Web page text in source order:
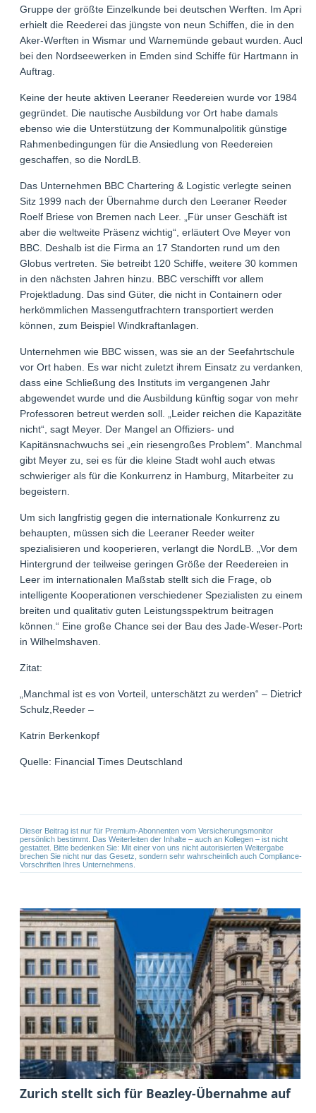
Gruppe der größte Einzelkunde bei deutschen Werften. Im April
erhielt die Reederei das jüngste von neun Schiffen, die in den
Aker-Werften in Wismar und Warnemünde gebaut wurden. Auch
bei den Nordseewerken in Emden sind Schiffe für Hartmann in
Auftrag.
Keine der heute aktiven Leeraner Reedereien wurde vor 1984
gegründet. Die nautische Ausbildung vor Ort habe damals
ebenso wie die Unterstützung der Kommunalpolitik günstige
Rahmenbedingungen für die Ansiedlung von Reedereien
geschaffen, so die NordLB.
Das Unternehmen BBC Chartering & Logistic verlegte seinen
Sitz 1999 nach der Übernahme durch den Leeraner Reeder
Roelf Briese von Bremen nach Leer. „Für unser Geschäft ist
aber die weltweite Präsenz wichtig“, erläutert Ove Meyer von
BBC. Deshalb ist die Firma an 17 Standorten rund um den
Globus vertreten. Sie betreibt 120 Schiffe, weitere 30 kommen
in den nächsten Jahren hinzu. BBC verschifft vor allem
Projektladung. Das sind Güter, die nicht in Containern oder
herkömmlichen Massengutfrachtern transportiert werden
können, zum Beispiel Windkraftanlagen.
Unternehmen wie BBC wissen, was sie an der Seefahrtschule
vor Ort haben. Es war nicht zuletzt ihrem Einsatz zu verdanken,
dass eine Schließung des Instituts im vergangenen Jahr
abgewendet wurde und die Ausbildung künftig sogar von mehr
Professoren betreut werden soll. „Leider reichen die Kapazitäten
nicht“, sagt Meyer. Der Mangel an Offiziers- und
Kapitänsnachwuchs sei „ein riesengroßes Problem“. Manchmal,
gibt Meyer zu, sei es für die kleine Stadt wohl auch etwas
schwieriger als für die Konkurrenz in Hamburg, Mitarbeiter zu
begeistern.
Um sich langfristig gegen die internationale Konkurrenz zu
behaupten, müssen sich die Leeraner Reeder weiter
spezialisieren und kooperieren, verlangt die NordLB. „Vor dem
Hintergrund der teilweise geringen Größe der Reedereien in
Leer im internationalen Maßstab stellt sich die Frage, ob
intelligente Kooperationen verschiedener Spezialisten zu einem
breiten und qualitativ guten Leistungsspektrum beitragen
können.“ Eine große Chance sei der Bau des Jade-Weser-Ports
in Wilhelmshaven.
Zitat:
„Manchmal ist es von Vorteil, unterschätzt zu werden“ – Dietrich
Schulz,Reeder –
Katrin Berkenkopf
Quelle: Financial Times Deutschland
Dieser Beitrag ist nur für Premium-Abonnenten vom Versicherungsmonitor
persönlich bestimmt. Das Weiterleiten der Inhalte – auch an Kollegen – ist nicht
gestattet. Bitte bedenken Sie: Mit einer von uns nicht autorisierten Weitergabe
brechen Sie nicht nur das Gesetz, sondern sehr wahrscheinlich auch Compliance-
Vorschriften Ihres Unternehmens.
Zurich stellt sich für Beazley-Übernahme auf